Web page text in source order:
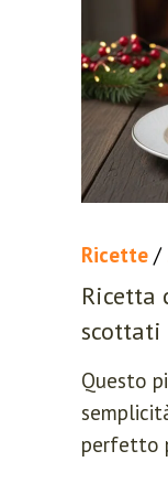
Ricette /
Ricetta
scottati
Questo
perfetto
Sign in
Log into
steps.